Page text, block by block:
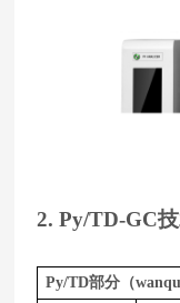
2. Py/TD-GC
Py/TD部分（